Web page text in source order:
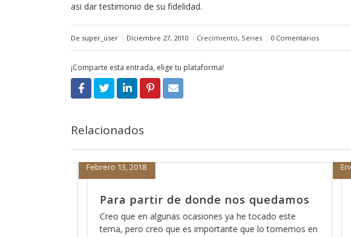
asi dar testimonio de su fidelidad.
De super_user Diciembre 27, 2010 Crecimiento, Series 0 Comentarios
¡Comparte esta entrada, elige tu plataforma!
Relacionados
La receta para que el mal nos deje
de acosar
Enero 15, 2018
Es curioso pensar que muchas personas están